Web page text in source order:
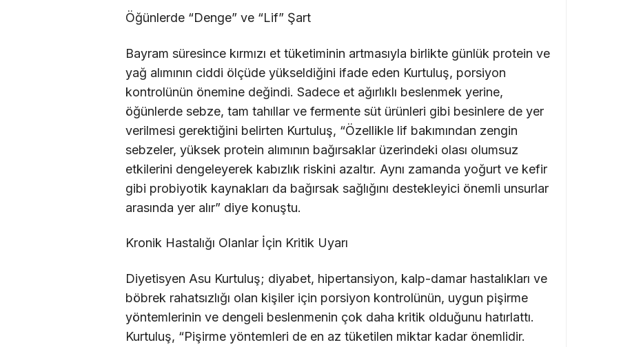
Öğünlerde “Denge” ve “Lif” Şart
Bayram süresince kırmızı et tüketiminin artmasıyla birlikte günlük protein ve
yağ alımının ciddi ölçüde yükseldiğini ifade eden Kurtuluş, porsiyon
kontrolünün önemine değindi. Sadece et ağırlıklı beslenmek yerine,
öğünlerde sebze, tam tahıllar ve fermente süt ürünleri gibi besinlere de yer
verilmesi gerektiğini belirten Kurtuluş, “Özellikle lif bakımından zengin
sebzeler, yüksek protein alımının bağırsaklar üzerindeki olası olumsuz
etkilerini dengeleyerek kabızlık riskini azaltır. Aynı zamanda yoğurt ve kefir
gibi probiyotik kaynakları da bağırsak sağlığını destekleyici önemli unsurlar
arasında yer alır” diye konuştu.
Kronik Hastalığı Olanlar İçin Kritik Uyarı
Diyetisyen Asu Kurtuluş; diyabet, hipertansiyon, kalp-damar hastalıkları ve
böbrek rahatsızlığı olan kişiler için porsiyon kontrolünün, uygun pişirme
yöntemlerinin ve dengeli beslenmenin çok daha kritik olduğunu hatırlattı.
Kurtuluş, “Pişirme yöntemleri de en az tüketilen miktar kadar önemlidir.